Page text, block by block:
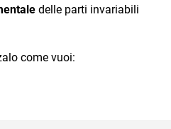
delle parti invariabili
come vuoi: